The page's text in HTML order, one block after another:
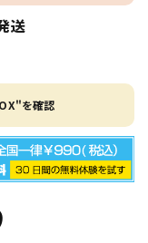
送
を確認